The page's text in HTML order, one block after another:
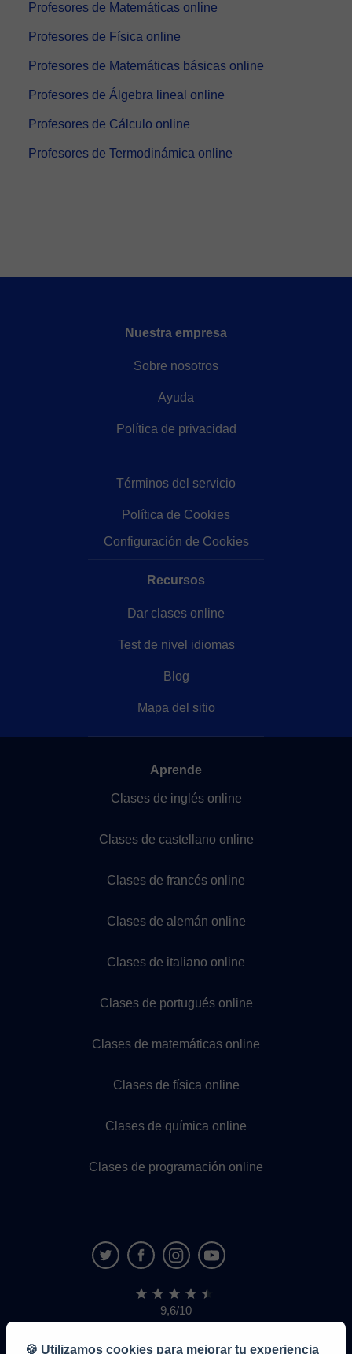
Profesores de Matemáticas online
Profesores de Física online
Profesores de Matemáticas básicas online
Profesores de Álgebra lineal online
Profesores de Cálculo online
Profesores de Termodinámica online
Nuestra empresa
Sobre nosotros
Ayuda
Política de privacidad
Términos del servicio
Política de Cookies
Configuración de Cookies
Recursos
Dar clases online
Test de nivel idiomas
Blog
Mapa del sitio
Aprende
Clases de inglés online
Clases de castellano online
Clases de francés online
Clases de alemán online
Clases de italiano online
Clases de portugués online
Clases de matemáticas online
Clases de física online
Clases de química online
Clases de programación online
9,6/10
1,339,284
de
🍪 Utilizamos cookies para mejorar tu experiencia